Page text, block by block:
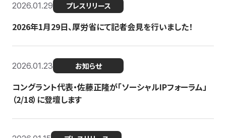
2026.01.29 プレスリリース
2026年1月29日、厚労省にて記者会見を行いました！
2026.01.23 お知らせ
コングラント代表・佐藤正隆が「ソーシャルIPフォーラム」
（2/18）に登壇します